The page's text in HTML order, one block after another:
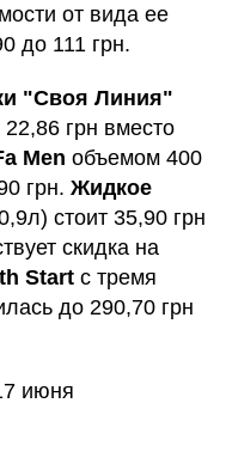
от вида ее
до 111 грн.
"Своя Линия"
грн вместо
Men объемом 400
грн. Жидкое
стоит 35,90 грн
скидка на
Start с тремя
до 290,70 грн
июня